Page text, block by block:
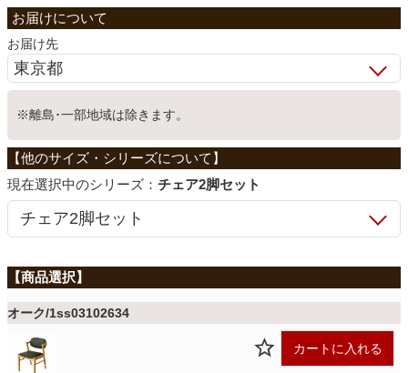
収納家具
学習机
ホームオフィス
こたつ
寝具
お届け先
※離島･一部地域は除きます。
シリーズ： チェア2脚セット
オーク/1ss03102634
カートに入れる